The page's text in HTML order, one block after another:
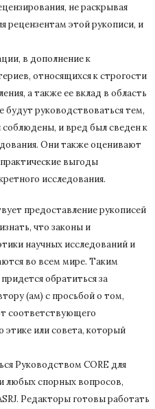
не раскрывая
рецензентам этой рукописи, и
в дополнение к
относящихся к строгости
а также ее вклад в область
будут руководствоваться тем,
и вред был сведен к
Они также оценивают
выгоды
исследования.
предоставление рукописей
что законы и
научных исследований и
во всем мире. Таким
обратиться за
(ам) с просьбой о том,
соответствующего
этике или совета, который
Руководством CORE для
любых спорных вопросов,
Редакторы готовыработать